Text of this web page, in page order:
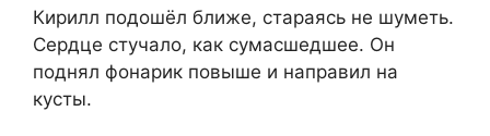
Кирилл подошёл ближе, стараясь не шуметь.
Сердце стучало, как сумасшедшее. Он
поднял фонарик повыше и направил на
кусты.